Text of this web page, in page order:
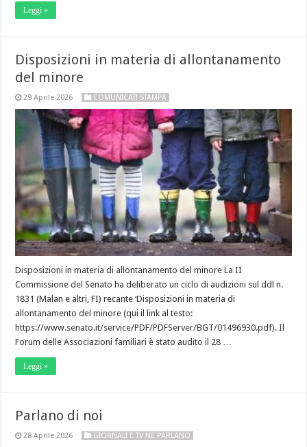
Leggi »
Disposizioni in materia di allontanamento
del minore
29 Aprile 2026 COMUNICATI STAMPA
Disposizioni in materia di allontanamento del minore La II
Commissione del Senato ha deliberato un ciclo di audizioni sul ddl n.
1831 (Malan e altri, FI) recante ‘Disposizioni in materia di
allontanamento del minore (qui il link al testo:
https://www.senato.it/service/PDF/PDFServer/BGT/01496930.pdf). Il
Forum delle Associazioni familiari è stato audito il 28 …
Leggi »
Parlano di noi
28 Aprile 2026 GIORNALI E TV NE PARLANO